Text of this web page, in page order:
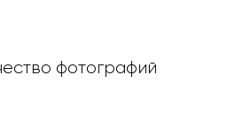
фотографий